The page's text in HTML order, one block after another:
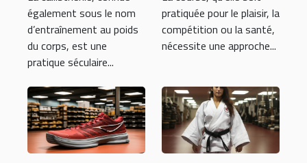
global
également sous le nom
d’entraînement au poids
du corps, est une
pratique séculaire...
courses ?
pratiquée pour le plaisir, la
compétition ou la santé,
nécessite une approche...